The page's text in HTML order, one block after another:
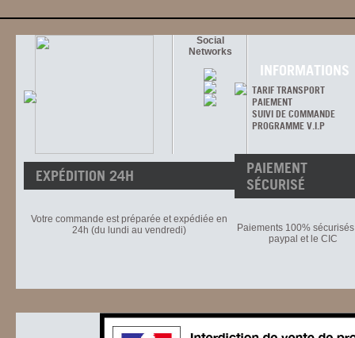
Social
Networks
INFORMATIONS
TARIF TRANSPORT
PAIEMENT
SUIVI DE COMMANDE
PROGRAMME V.I.P
EXPÉDITION 24H
Votre commande est préparée et expédiée en
24h (du lundi au vendredi)
PAIEMENT
SÉCURISÉ
Paiements 100%
paypal et le CIC